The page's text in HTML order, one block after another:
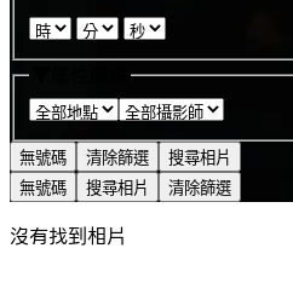
無號碼 清除篩選
搜尋相片
無號碼
搜尋相片 清除篩選
沒有找到相片